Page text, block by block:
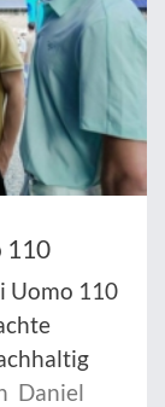
110
Uomo 110
Daniel